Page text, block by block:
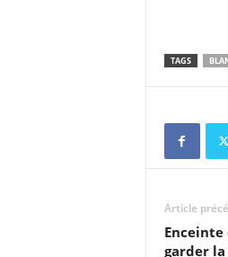
TAGS
Article
Enceinte
garder